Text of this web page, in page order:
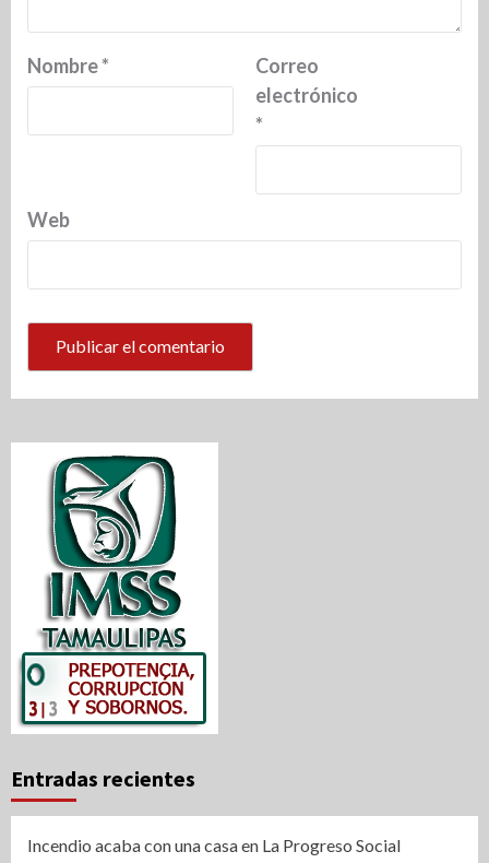
Nombre*
Correo
electrónico
*
Web
Entradas recientes
Incendio acaba con una casa en La Progreso Social